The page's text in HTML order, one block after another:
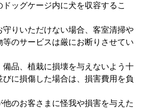
ドッグケージ内に犬を収容するこ
守りいただけない場合、客室清掃や
のサービスは厳にお断りさせてい
備品、植栽に損壊を与えないよう十
に損傷した場合は、損害費用を負
のお客さまに怪我や損害を与えた